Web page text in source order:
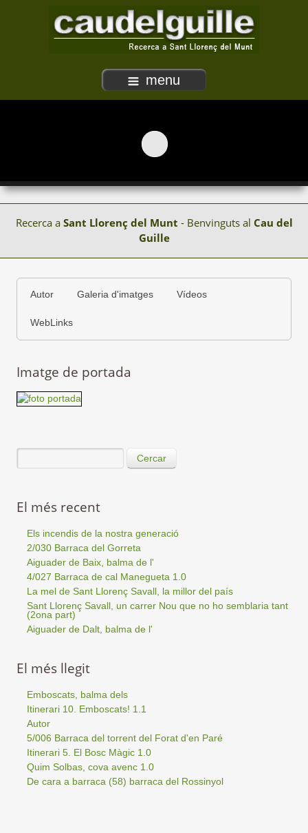
menu
Recerca a Sant Llorenç del Munt - Benvinguts al Cau del
Guille
Autor Galeria d'imatges Vídeos
WebLinks
Imatge de portada
Cercar
El més recent
Els incendis de la nostra generació
2/030 Barraca del Gorreta
Aiguader de Baix, balma de l'
4/027 Barraca de cal Manegueta 1.0
La mel de Sant Llorenç Savall, la millor del país
Sant Llorenç Savall, un carrer Nou que no ho semblaria tant
(2ona part)
Aiguader de Dalt, balma de l'
El més llegit
Emboscats, balma dels
Itinerari 10. Emboscats! 1.1
Autor
5/006 Barraca del torrent del Forat d'en Paré
Itinerari 5. El Bosc Màgic 1.0
Quim Solbas, cova avenc 1.0
De cara a barraca (58) barraca del Rossinyol